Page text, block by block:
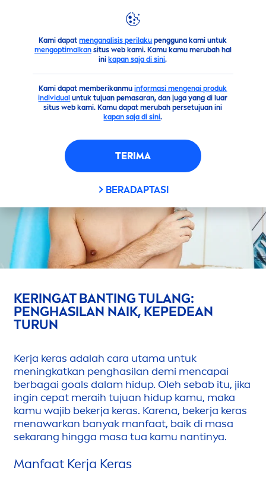
Kami dapatmenganalisis perilaku pengguna kami untuk
mengoptimalkansitus web kami. Kamu kamu merubah hal
ini kapan saja di sini.
Kami dapat memberikanmuinformasi mengenai produk
individual untuk tujuan pemasaran, dan juga yang di luar
situs web kami. Kamu dapat merubah persetujuan ini
kapan saja di sini.
TERIMA
BERADAPTASI
Saran Keringat Banting Tulang: Penghasilan Naik,
KERINGAT BANTING TULANG:
PENGHASILAN NAIK, KEPEDEAN
TURUN
Kerja keras adalah cara utama untuk
meningkatkan penghasilan demi mencapai
berbagai goals dalam hidup. Oleh sebab itu, jika
ingin cepat meraih tujuan hidup kamu, maka
kamu wajib bekerja keras. Karena, bekerja keras
menawarkan banyak manfaat, baik di masa
sekarang hingga masa tua kamu nantinya.
Manfaat Kerja Keras